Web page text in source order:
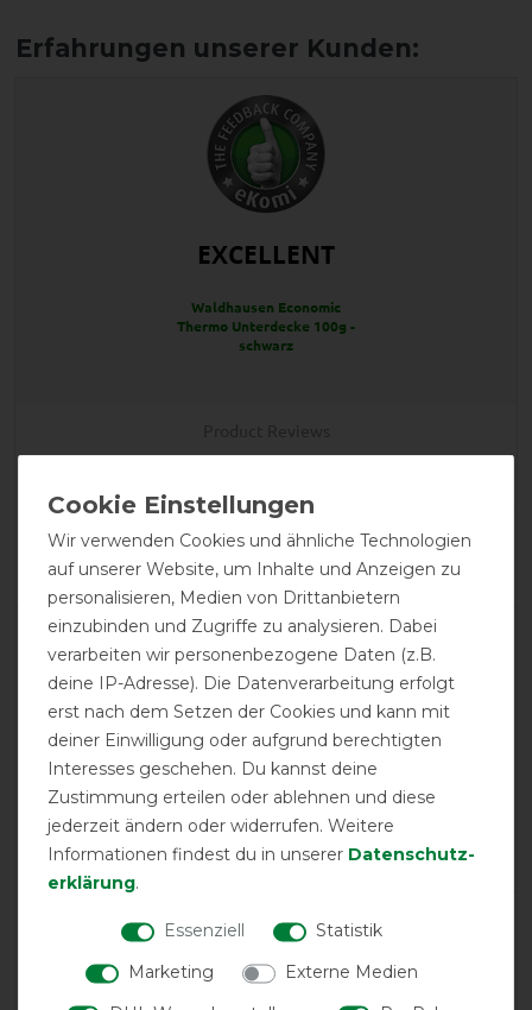
EXCELLENT
Waldhausen Economic
Thermo Unterdecke 100g -
schwarz
Product Rating
4.5/5
product experience
calculated from 2 customer reviews
Positive
100%
Negative
0%
LATEST REVIEWS
Wir verwenden Cookies und ähnliche Technologien
auf unserer Website, um Inhalte und Anzeigen zu
personalisieren, Medien von Drittanbietern
einzubinden und Zugriffe zu analysieren. Dabei
verarbeiten wir personenbezogene Daten (z.B.
deine IP-Adresse). Die Datenverarbeitung erfolgt
erst nach dem Setzen der Cookies und kann mit
deiner Einwilligung oder aufgrund berechtigten
Interesses geschehen. Du kannst deine
Zustimmung erteilen oder ablehnen und diese
jederzeit ändern oder widerrufen. Weitere
Informationen findest du in unserer Daten­schutz­
erklärung.
Essenziell
Statistik
Marketing
Externe Medien